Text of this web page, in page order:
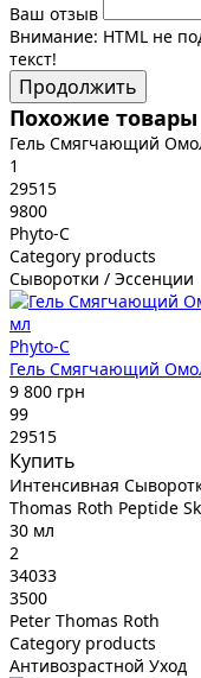
Ваш отзыв
Внимание: HTML не
текст!
Продолжить
Похожие товары
Гель Смягчающий
1
29515
9800
Phyto-C
Category products
Сыворотки / Эссенции
Phyto-C
Гель Смягчающий
9 800 грн
99
29515
Купить
Интенсивная
Thomas Roth Peptide
30 мл
2
34033
3500
Peter Thomas Roth
Category products
Антивозрастной Уход